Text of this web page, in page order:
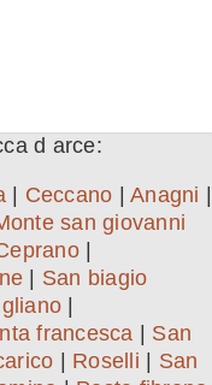
d arce:
| Ceccano Anagni
san giovanni
|
San biagio
francesca
San
Roselli
San